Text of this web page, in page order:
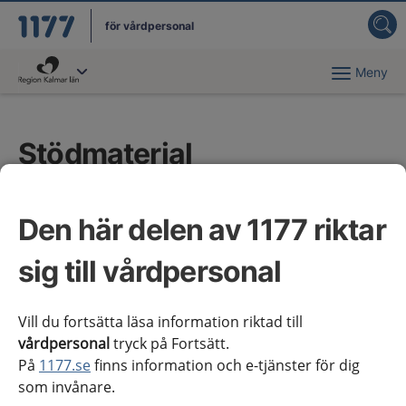
Den här delen av 1177 riktar
sig till vårdpersonal
Vill du fortsätta läsa information riktad till
vårdpersonaltryck på Fortsätt.
På 1177.sefinns information och e-tjänster för dig
som invånare.
för vårdpersonal
Du har valt region Meny
Stödmaterial
webbplatsen 1177 för vårdpersonal ska vara
enhetliga, lätta att förstå och lätta att navigera.
Kunskapsstöden ska även följa aktuella lagar för
instruktioner, mallar och riktlinjer som stöd till
författare.